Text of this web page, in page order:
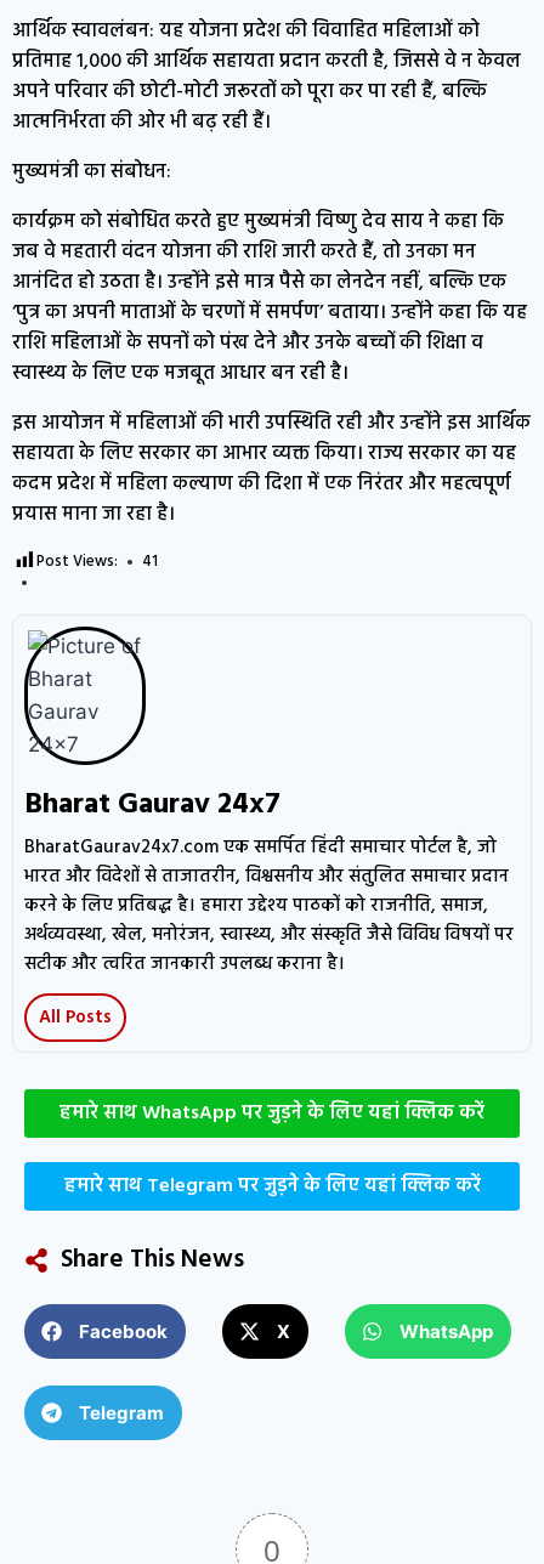
आर्थिक स्वावलंबन: यह योजना प्रदेश की विवाहित महिलाओं को
प्रतिमाह ₹1,000 की आर्थिक सहायता प्रदान करती है, जिससे वे न केवल
अपने परिवार की छोटी-मोटी जरूरतों को पूरा कर पा रही हैं, बल्कि
आत्मनिर्भरता की ओर भी बढ़ रही हैं।
मुख्यमंत्री का संबोधन:
कार्यक्रम को संबोधित करते हुए मुख्यमंत्री विष्णु देव साय ने कहा कि
जब वे महतारी वंदन योजना की राशि जारी करते हैं, तो उनका मन
आनंदित हो उठता है। उन्होंने इसे मात्र पैसे का लेनदेन नहीं, बल्कि एक
‘पुत्र का अपनी माताओं के चरणों में समर्पण’ बताया। उन्होंने कहा कि यह
राशि महिलाओं के सपनों को पंख देने और उनके बच्चों की शिक्षा व
स्वास्थ्य के लिए एक मजबूत आधार बन रही है।
इस आयोजन में महिलाओं की भारी उपस्थिति रही और उन्होंने इस आर्थिक
सहायता के लिए सरकार का आभार व्यक्त किया। राज्य सरकार का यह
कदम प्रदेश में महिला कल्याण की दिशा में एक निरंतर और महत्वपूर्ण
प्रयास माना जा रहा है।
Post Views: 41
Bharat Gaurav 24x7
BharatGaurav24x7.com एक समर्पित हिंदी समाचार पोर्टल है, जो
भारत और विदेशों से ताजातरीन, विश्वसनीय और संतुलित समाचार प्रदान
करने के लिए प्रतिबद्ध है। हमारा उद्देश्य पाठकों को राजनीति, समाज,
अर्थव्यवस्था, खेल, मनोरंजन, स्वास्थ्य, और संस्कृति जैसे विविध विषयों पर
सटीक और त्वरित जानकारी उपलब्ध कराना है।
All Posts
हमारे साथ WhatsApp पर जुड़ने के लिए यहां क्लिक करें
हमारे साथ Telegram पर जुड़ने के लिए यहां क्लिक करें
Share This News
Facebook X WhatsApp
Telegram
0